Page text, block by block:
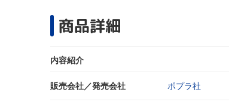
商品詳細
内容紹介
販売会社／発売会社 ポプラ社